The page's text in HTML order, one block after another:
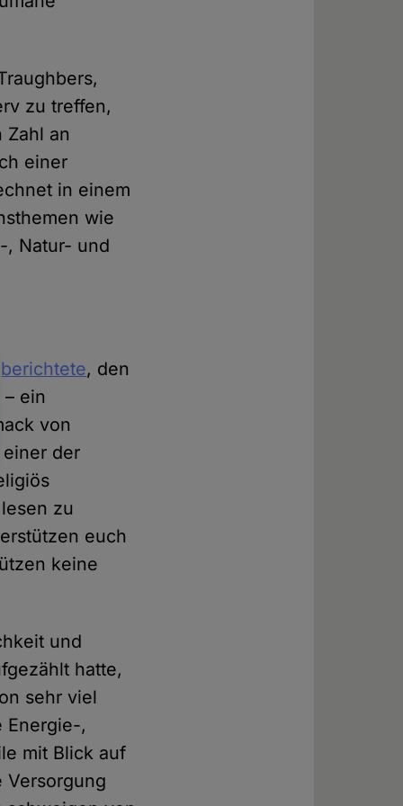
zu treffen,
an
einer
in einem
wie
, Natur- und
berichtete, den
ein
von
der
zu
euch
keine
und
hatte,
sehr viel
Energie-,
mit Blick auf
Versorgung